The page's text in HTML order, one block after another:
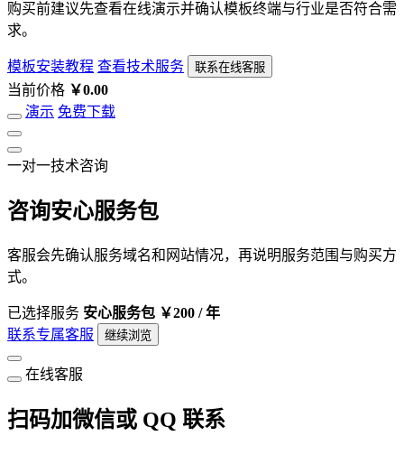
购买前建议先查看在线演示并确认模板终端与行业是否符合需
求。
模板安装教程 查看技术服务 联系在线客服
当前价格 ￥0.00
演示 免费下载
一对一技术咨询
咨询安心服务包
客服会先确认服务域名和网站情况，再说明服务范围与购买方
式。
已选择服务 安心服务包 ￥200 / 年
联系专属客服
继续浏览
在线客服
扫码加微信或 QQ 联系